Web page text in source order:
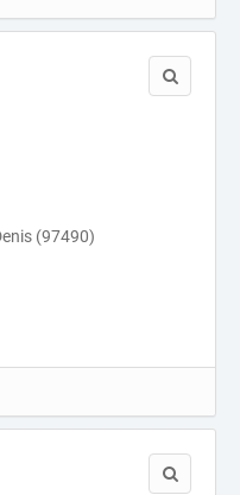
(97490)